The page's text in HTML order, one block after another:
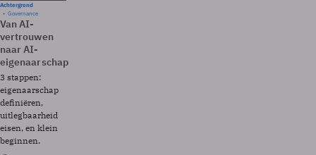
Achtergrond
Governance
Van AI-
vertrouwen
naar AI-
eigenaarschap
3 stappen:
eigenaarschap
definiëren,
uitlegbaarheid
eisen, en klein
beginnen.